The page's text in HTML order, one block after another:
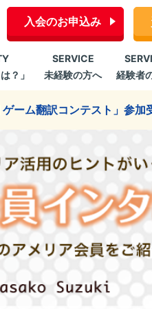
入会のお申込み
？」
SERVICE
未経験の方へ
経験者
ーム翻訳コンテスト」参加